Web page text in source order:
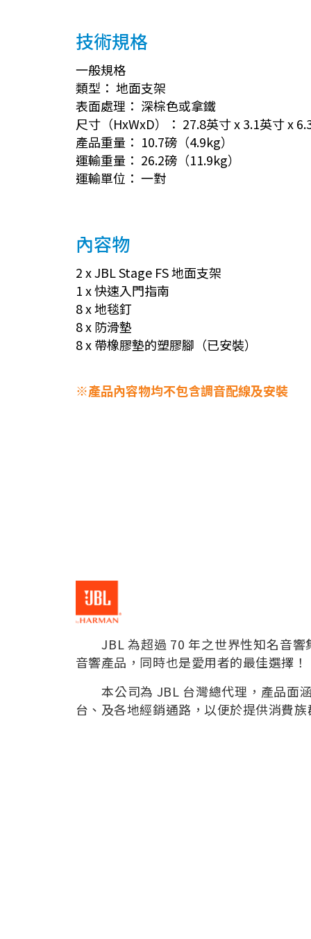
技術規格
一般規格
類型： 地面支架
表面處理： 深棕色或拿鐵
尺寸（HxWxD）： 27.8英寸 x 3.1英寸 x
產品重量： 10.7磅（4.9kg）
運輸重量： 26.2磅（11.9kg）
運輸單位： 一對
內容物
2 x JBL Stage FS 地面支架
1 x 快速入門指南
8 x 地毯釘
8 x 防滑墊
8 x 帶橡膠墊的塑膠腳（已安裝）
※產品內容物均不包含調音配線及安裝
JBL 為超過 70 年之世界性知名音響
音響產品，同時也是愛用者的最佳選擇！
本公司為 JBL 台灣總代理，產品面涵
台、及各地經銷通路，以便於提供消費